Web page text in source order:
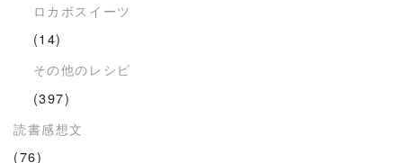
ロカボスイーツ
(14)
その他のレシピ
(397)
読書感想文
(76)